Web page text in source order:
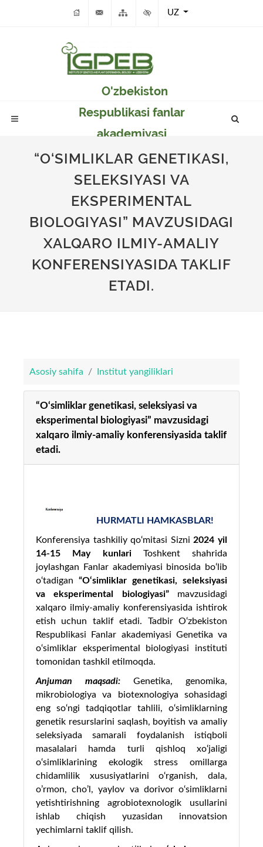
UZ
O'zbekiston
Respublikasi fanlar
akademiyasi
Genetika va o'simlikar
eksperimental
biologiyasi instituti
“O‘SIMLIKLAR GENETIKASI,
SELEKSIYASI VA
EKSPERIMENTAL
BIOLOGIYASI” MAVZUSIDAGI
XALQARO ILMIY-AMALIY
KONFERENSIYASIDA TAKLIF
ETADI.
Asosiy sahifa Institut yangiliklari
“O‘simliklar genetikasi, seleksiyasi va
eksperimental biologiyasi” mavzusidagi
xalqaro ilmiy-amaliy konferensiyasida taklif
etadi.
HURMATLI HAMKASBLAR!
Konferensiya tashkiliy qo‘mitasi Sizni 2024 yil
14-15 May kunlariToshkent shahrida
joylashgan Fanlar akademiyasi binosida bo‘lib
o‘tadigan “O‘simliklar genetikasi, seleksiyasi
va eksperimental biologiyasi” mavzusidagi
xalqaro ilmiy-amaliy konferensiyasida ishtirok
etish uchun taklif etadi. Tadbir O‘zbekiston
Respublikasi Fanlar akademiyasi Genetika va
o‘simliklar eksperimental biologiyasi instituti
tomonidan tashkil etilmoqda.
Anjuman maqsadi: Genetika, genomika,
mikrobiologiya va biotexnologiya sohasidagi
eng so‘ngi tadqiqotlar tahlili, o‘simliklarning
genetik resurslarini saqlash, boyitish va amaliy
seleksiyada samarali foydalanish istiqboli
masalalari hamda turli qishloq xo‘jaligi
o‘simliklarining ekologik stress omillarga
chidamlilik xususiyatlarini o‘rganish,dala,
o’rmon, cho’l, yaylov va dorivor o‘simliklarni
yetishtirishning agrobiotexnologik usullarini
ishlab chiqish yuzasidan innovatsion
yechimlarni taklif qilish.